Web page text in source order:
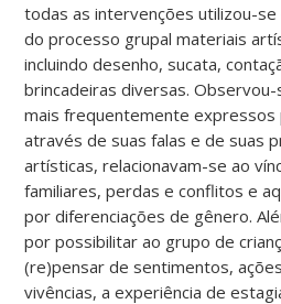
todas as intervenções utilizou-
do processo grupal materiais
incluindo desenho, sucata,
brincadeiras diversas.
mais frequentemente expressos
através de suas falas e de suas
artísticas, relacionavam-se ao
familiares, perdas e conflitos e
por diferenciações de gênero.
por possibilitar ao grupo de
(re)pensar de sentimentos,
vivências, a experiência de